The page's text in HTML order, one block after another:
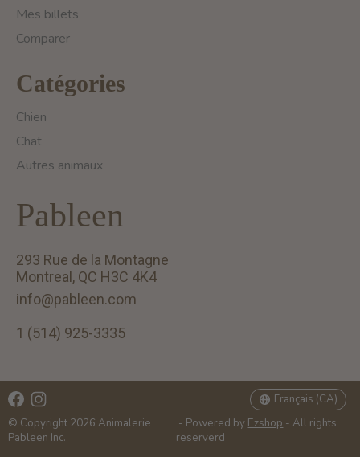
Mes billets
Comparer
Catégories
Chien
Chat
Autres animaux
Pableen
293 Rue de la Montagne
Montreal, QC H3C 4K4
info@pableen.com
1 (514) 925-3335
© Copyright 2026 Animalerie
Pableen Inc.
- Powered by Ezshop - All rights
reserverd
Français (CA)